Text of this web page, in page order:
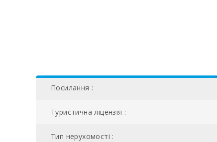
Посилання :
Туристична ліцензія :
Тип нерухомості :